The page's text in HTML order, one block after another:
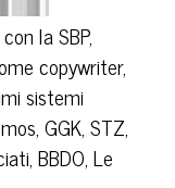
la SBP,
copywriter,
sistemi
GGK, STZ,
BBDO, Le